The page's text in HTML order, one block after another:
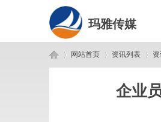
玛雅传媒
网站首页 资讯列表
企业